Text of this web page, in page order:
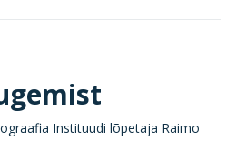
Instituudi lõpetaja Raimo